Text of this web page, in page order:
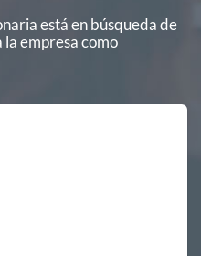
está en búsqueda de
empresa como